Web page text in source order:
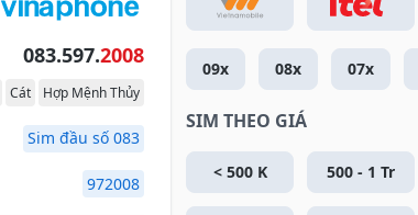
083.597.2008
Cát Hợp Mệnh Thủy
Sim đầu số 083
972008
09x 08x 07x
SIM THEO GIÁ
< 500 K 500 - 1 Tr